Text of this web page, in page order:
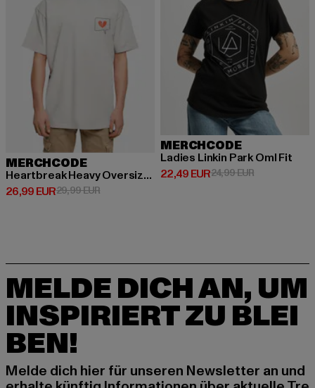
MERCHCODE
Heartbreak Heavy Oversize Tee
26,99 EUR
Derzeitiger Preis: 26,99 EUR
29,99 EURAktionspreis: 29,99 EUR
MERCHCODE
Ladies Linkin Park Oml Fit
22,49 EUR
Derzeitiger Preis: 22,49 EUR
24,99 EURAktionspreis:
MELDE DICH AN, UM
INSPIRIERT ZU BLEI
BEN!
Melde dich hier für unseren Newsletter an und